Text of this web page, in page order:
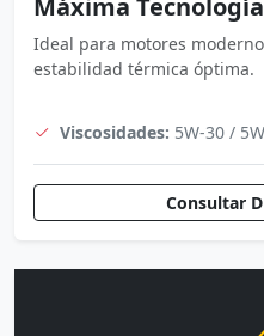
Máxima Tecnología
Ideal para motores
estabilidad térmica óptima.
Viscosidades: 5W-30 /
Consultar